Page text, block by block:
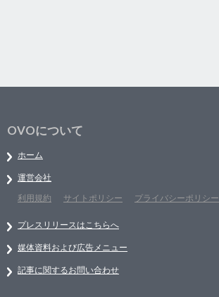
OVOについて
ホーム
運営会社
利用規約
サイトポリシー プライバシーポリシー
プレスリリースはこちらへ
媒体資料および広告メニュー
記事に関するお問い合わせ